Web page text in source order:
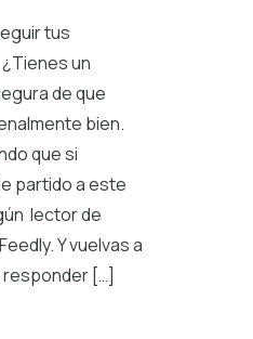
tus
un
de que
bien.
que si
partido a este
lector de
Y vuelvas a
responder […]